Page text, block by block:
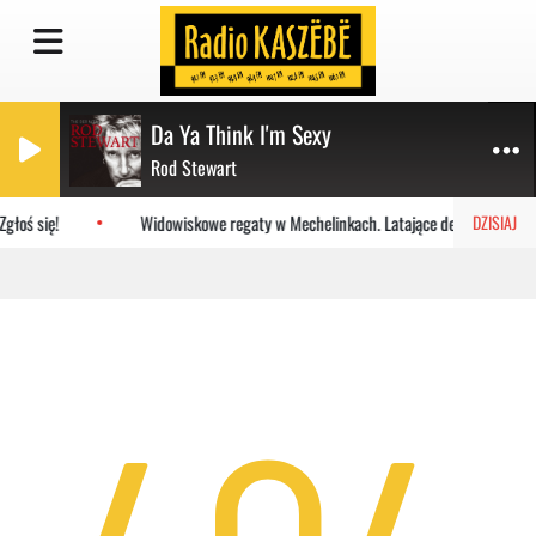
Da Ya Think I'm Sexy
Rod Stewart
DZISIAJ
się! Widowiskowe regaty w Mechelinkach. Latające deski na Zatoce